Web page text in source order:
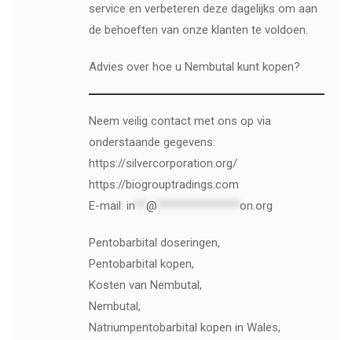
service en verbeteren deze dagelijks om aan
de behoeften van onze klanten te voldoen.
Advies over hoe u Nembutal kunt kopen?
Neem veilig contact met ons op via
onderstaande gegevens:
https://silvercorporation.org/
https://biogrouptradings.com
E-mail: in @ on.org
Pentobarbital doseringen,
Pentobarbital kopen,
Kosten van Nembutal,
Nembutal,
Natriumpentobarbital kopen in Wales,